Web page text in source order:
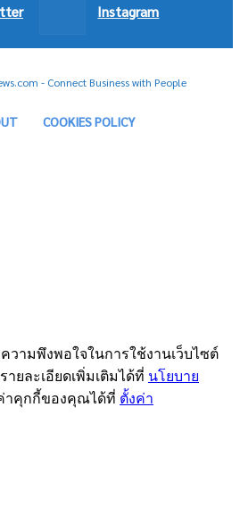
Instagram
- Connect Business with People
COOKIES POLICY
วามพึงพอใจในการใช้งานเว็บไซต์
ยละเอียดเพิ่มเติมได้ที่ นโยบาย
าคุกกี้ของคุณได้ที่ ตั้งค่า